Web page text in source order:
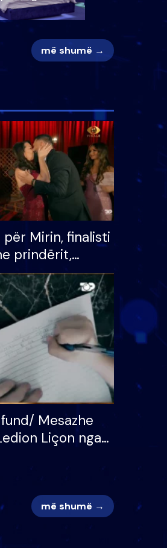
më shumë →
për Mirin, finalisti
prindërit,
bashkëshorten:
letër divorci
Mesazhe
Liçon nga
më shumë →